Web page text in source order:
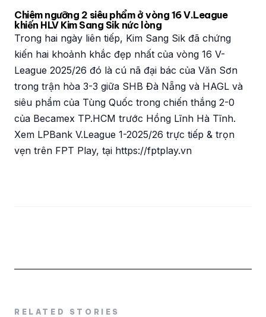
Chiêm ngưỡng 2 siêu phẩm ở vòng 16 V.League
khiến HLV Kim Sang Sik nức lòng
Trong hai ngày liên tiếp, Kim Sang Sik đã chứng
kiến hai khoảnh khắc đẹp nhất của vòng 16 V-
League 2025/26 đó là cú nã đại bác của Văn Sơn
trong trận hòa 3-3 giữa SHB Đà Nẵng và HAGL và
siêu phẩm của Tùng Quốc trong chiến thắng 2-0
của Becamex TP.HCM trước Hồng Lĩnh Hà Tĩnh.
Xem LPBank V.League 1-2025/26 trực tiếp & trọn
vẹn trên FPT Play, tại https://fptplay.vn
RELATED STORIES